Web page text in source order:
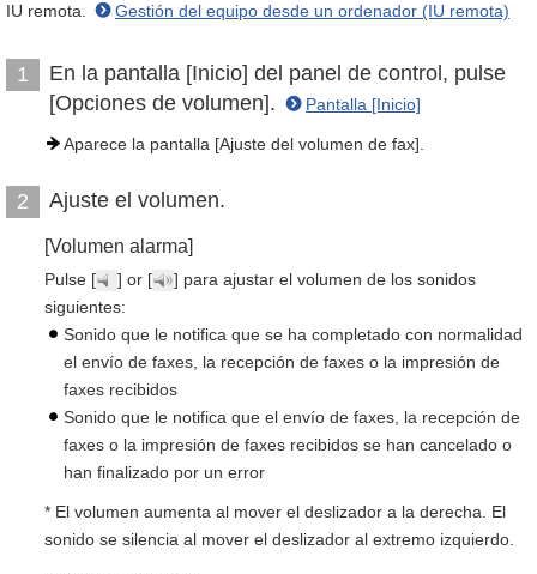
IU remota.
Gestión del equipo desde un ordenador (IU remota)
1
En la pantalla [Inicio] del panel de control, pulse
[Opciones de volumen].
Pantalla [Inicio]
Aparece la pantalla [Ajuste del volumen de fax].
2 Ajuste el volumen.
[Volumen alarma]
Pulse [ ] or [
] para ajustar el volumen de los sonidos
siguientes:
Sonido que le notifica que se ha completado con normalidad
el envío de faxes, la recepción de faxes o la impresión de
faxes recibidos
Sonido que le notifica que el envío de faxes, la recepción de
faxes o la impresión de faxes recibidos se han cancelado o
han finalizado por un error
* El volumen aumenta al mover el deslizador a la derecha. El
sonido se silencia al mover el deslizador al extremo izquierdo.